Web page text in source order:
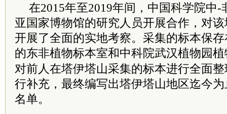
在2015年至2019年间，中国科学院中
亚国家博物馆的研究人员开展合作，对
开展了全面的实地考察。采集的标本保
的东非植物标本室和中科院武汉植物园
对前人在塔伊塔山采集的标本进行全面
行补充，最终编写出塔伊塔山地区迄今
名单。